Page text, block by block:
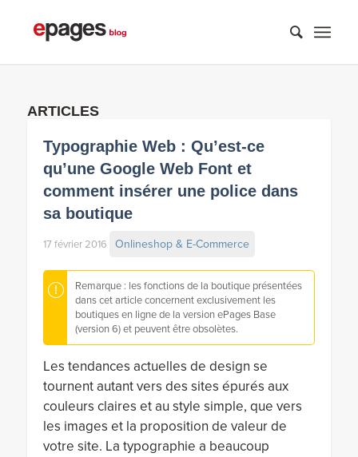
ARTICLES
Typographie Web : Qu’est-ce
qu’une Google Web Font et
comment insérer une police dans
sa boutique
17 février 2016 Onlineshop & E-Commerce
Remarque : les fonctions de la boutique présentées
dans cet article concernent exclusivement les
boutiques en ligne de la version ePages Base
(version 6) et peuvent être obsolètes.
Les tendances actuelles de design se
tournent autant vers des sites épurés aux
couleurs claires et au style simple, que vers
les images et la proposition de valeur de
votre site. La typographie a beaucoup